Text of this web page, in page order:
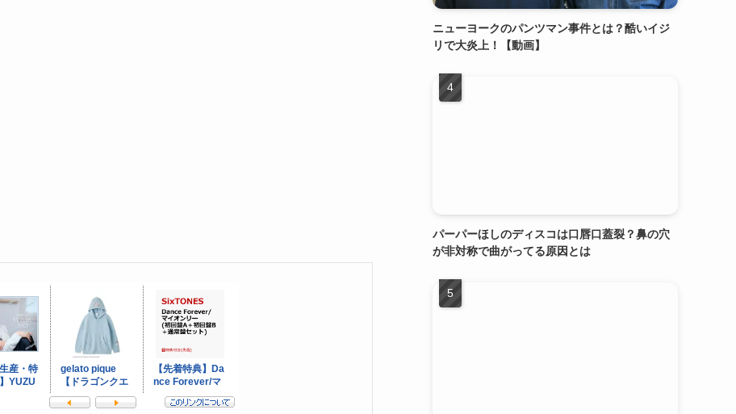
ニューヨークのパンツマン事件とは？酷いイジ
リで大炎上！【動画】
パーパーほしのディスコは口唇口蓋裂？鼻の穴
が非対称で曲がってる原因とは